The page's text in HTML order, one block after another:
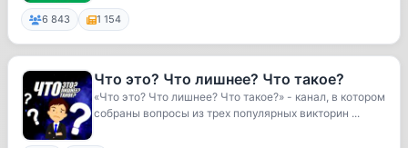
6 843 1 154
Что это? Что лишнее? Что такое?
«Что это? Что лишнее? Что такое?» - канал, в котором
собраны вопросы из трех популярных викторин ...